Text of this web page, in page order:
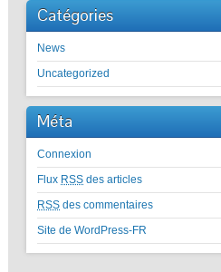
Catégories
News
Uncategorized
Méta
Connexion
Flux RSS des articles
RSS des commentaires
Site de WordPress-FR